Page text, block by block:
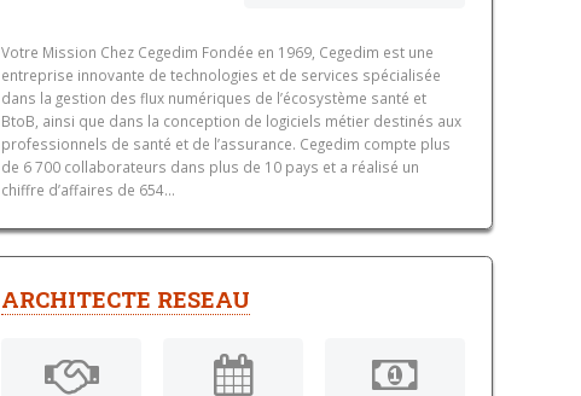
Votre Mission Chez Cegedim Fondée en 1969, Cegedim est une
entreprise innovante de technologies et de services spécialisée
dans la gestion des flux numériques de l’écosystème santé et
BtoB, ainsi que dans la conception de logiciels métier destinés aux
professionnels de santé et de l’assurance. Cegedim compte plus
de 6 700 collaborateurs dans plus de 10 pays et a réalisé un
chiffre d’affaires de 654...
ARCHITECTE RESEAU